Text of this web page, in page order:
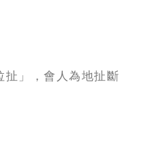
」，會人為地扯斷